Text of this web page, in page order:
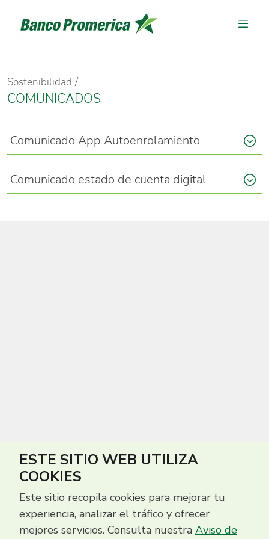
Sostenibilidad
COMUNICADOS
Comunicado App Autoenrolamiento
Comunicado estado de cuenta digital
ESTE SITIO WEB UTILIZA
COOKIES
Este sitio recopila cookies para mejorar tu
experiencia, analizar el tráfico y ofrecer
mejores servicios. Consulta nuestra Aviso de